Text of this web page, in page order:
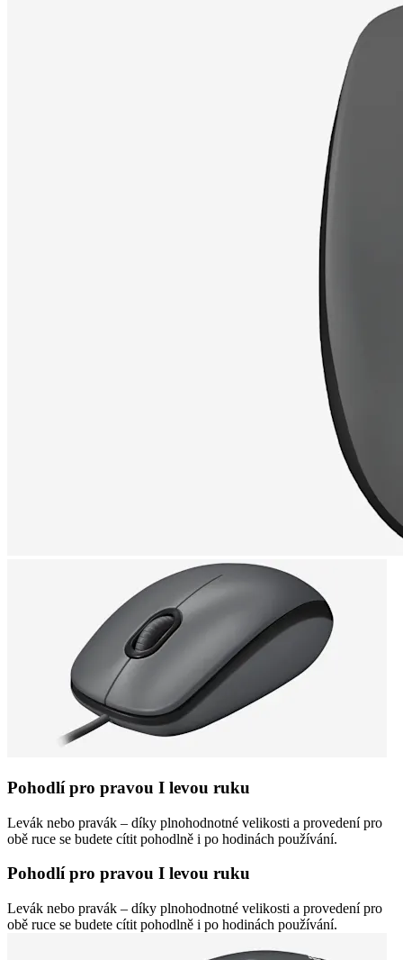
Pohodlí pro pravou I levou ruku
Levák nebo pravák – díky plnohodnotné velikosti a provedení pro
obě ruce se budete cítit pohodlně i po hodinách používání.
Pohodlí pro pravou I levou ruku
Levák nebo pravák – díky plnohodnotné velikosti a provedení pro
obě ruce se budete cítit pohodlně i po hodinách používání.